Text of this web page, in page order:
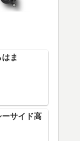
ま
ーサイド高